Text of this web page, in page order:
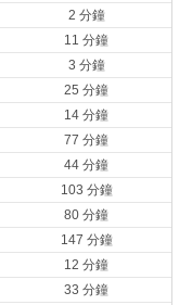
2 分鐘
11 分鐘
3 分鐘
25 分鐘
14 分鐘
77 分鐘
44 分鐘
103 分鐘
80 分鐘
147 分鐘
12 分鐘
33 分鐘